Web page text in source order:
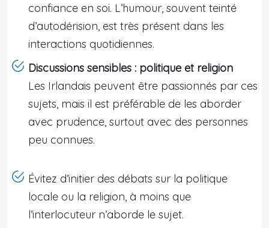
confiance en soi. L’humour, souvent teinté
d’autodérision, est très présent dans les
interactions quotidiennes.
Discussions sensibles : politique et religion
Les Irlandais peuvent être passionnés par ces
sujets, mais il est préférable de les aborder
avec prudence, surtout avec des personnes
peu connues.
Évitez d’initier des débats sur la politique
locale ou la religion, à moins que
l’interlocuteur n’aborde le sujet.